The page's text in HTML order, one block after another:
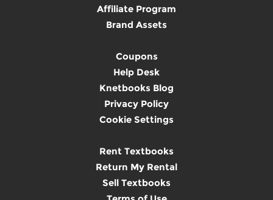
Affiliate Program
Brand Assets
Coupons
Help Desk
Knetbooks Blog
Privacy Policy
Cookie Settings
Rent Textbooks
Return My Rental
Sell Textbooks